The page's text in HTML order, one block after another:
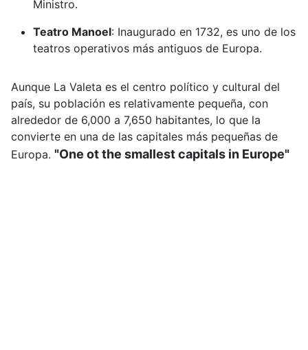
Ministro.
Teatro Manoel: Inaugurado en 1732, es uno de los
teatros operativos más antiguos de Europa.
Aunque La Valeta es el centro político y cultural del
país, su población es relativamente pequeña, con
alrededor de 6,000 a 7,650 habitantes, lo que la
convierte en una de las capitales más pequeñas de
Europa. "One ot the smallest capitals in Europe"